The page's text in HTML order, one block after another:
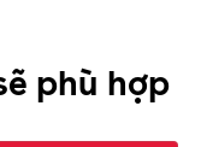
phù hợp